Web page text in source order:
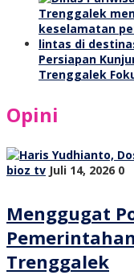
Persiapan
Trenggalek
Opini
bioz tv Juli 14, 2026 0
Menggugat
Trenggalek